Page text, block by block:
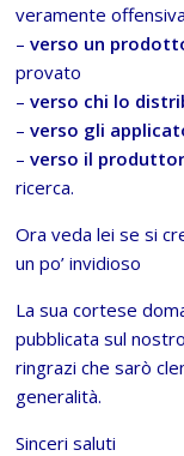
veramente offensiva
– verso un
provato
– verso chi lo
–verso gli
–verso il
ricerca.
Ora veda lei se si
un po’ invidioso
La sua cortese
pubblicata sul
ringrazi che sarò
generalità.
Sinceri saluti